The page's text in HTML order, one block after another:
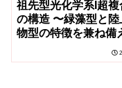
祖先型光化学系I超複
の構造 〜緑藻型と陸
物型の特徴を兼ね備